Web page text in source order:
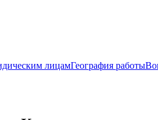
лицамГеография работы